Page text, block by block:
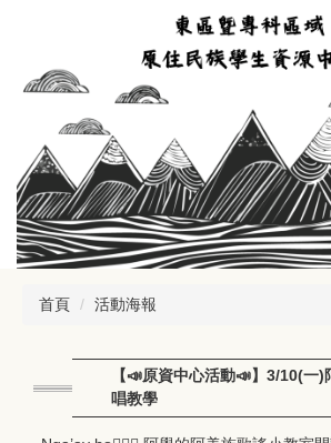
要
首頁 活動海報
【📣原資中心活動📣】3/10(一
唱教學